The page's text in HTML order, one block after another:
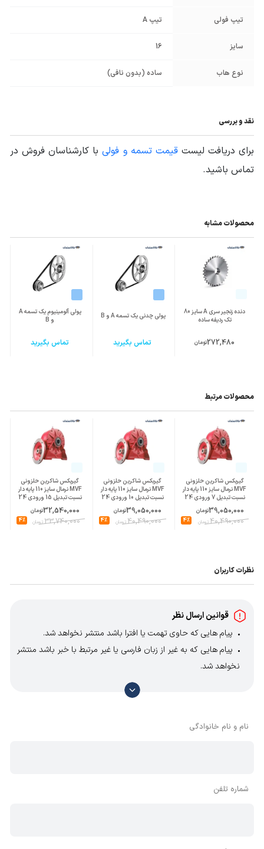
تیپ فولی تیپ A
سایز 16
نوع هاب ساده (بدون نافی)
نقد و بررسی
برای دریافت لیستقیمت تسمه و فولیبا کارشناسان فروش در
تماس باشید.
محصولات مشابه
دنده زنجیر سری A سایز 80
تک ردیفه ساده
272,480تومان
پولی چدنی یک تسمه A و B
تماس بگیرید
پولی آلومینیوم یک تسمه A
و B
تماس بگیرید
محصولات مرتبط
گیربکس شاکرین حلزونی
MVF نرمال سایز 110 پایه دار
نسبت تبدیل 7 ورودی 24
پوسته چدن
39,050,000تومان
40,490,000تومان 4%
گیربکس شاکرین حلزونی
MVF نرمال سایز 110 پایه دار
نسبت تبدیل 10 ورودی 24
پوسته چدن
39,050,000تومان
40,490,000تومان 4%
گیربکس شاکرین حلزونی
MVF نرمال سایز 110 پایه دار
نسبت تبدیل 15 ورودی 24
پوسته چدن
32,540,000تومان
33,740,000تومان 4%
نظرات کاربران
قوانین ارسال نظر
پیام هایی که حاوی تهمت یا افترا باشد منتشر نخواهد شد.
پیام هایی که به غیر از زبان فارسی یا غیر مرتبط با خبر باشد منتشر
نخواهد شد.
با توجه به آن که امکان موافقت یا مخالفت با محتوای نظرات
وجود دارد، معمولا نظراتی که محتوای مشابه دارند، انتشار نمی‌یابند
نام و نام خانوادگی
شماره تلفن